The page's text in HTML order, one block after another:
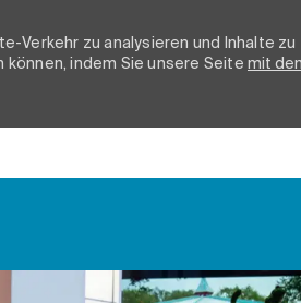
Verkehr zu analysieren und Inhalte zu
können, indem Sie unsere Seitemit den